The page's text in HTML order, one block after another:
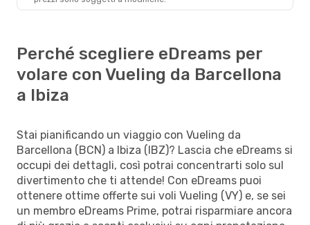
Perché scegliere eDreams per
volare con Vueling da Barcellona
a Ibiza
Stai pianificando un viaggio con Vueling da
Barcellona (BCN) a Ibiza (IBZ)? Lascia che eDreams si
occupi dei dettagli, così potrai concentrarti solo sul
divertimento che ti attende! Con eDreams puoi
ottenere ottime offerte sui voli Vueling (VY) e, se sei
un membro eDreams Prime, potrai risparmiare ancora